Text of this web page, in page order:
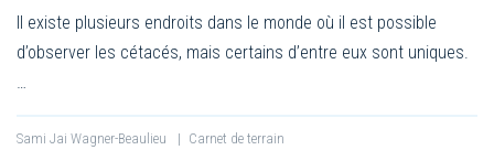
Il existe plusieurs endroits dans le monde où il est possible
d’observer les cétacés, mais certains d’entre eux sont uniques.
…
Sami Jai Wagner-Beaulieu | Carnet de terrain